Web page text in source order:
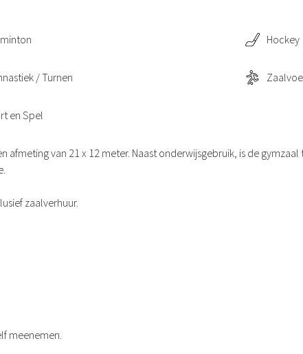
/ Turnen
en Spel
Hockey
van 21 x 12 meter. Naast onderwijsgebruik, is de
zaalverhuur.
meenemen.